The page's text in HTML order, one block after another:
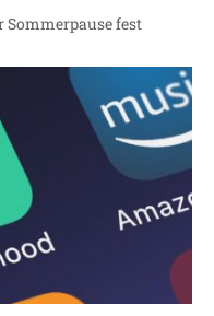
Sommerpause fest